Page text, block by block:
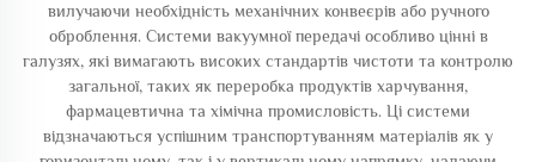
вилучаючи необхідність механічних конвеєрів або ручного
оброблення. Системи вакуумної передачі особливо цінні в
галузях, які вимагають високих стандартів чистоти та контролю
загальної, таких як переробка продуктів харчування,
фармацевтична та хімічна промисловість. Ці системи
відзначаються успішним транспортуванням матеріалів як у